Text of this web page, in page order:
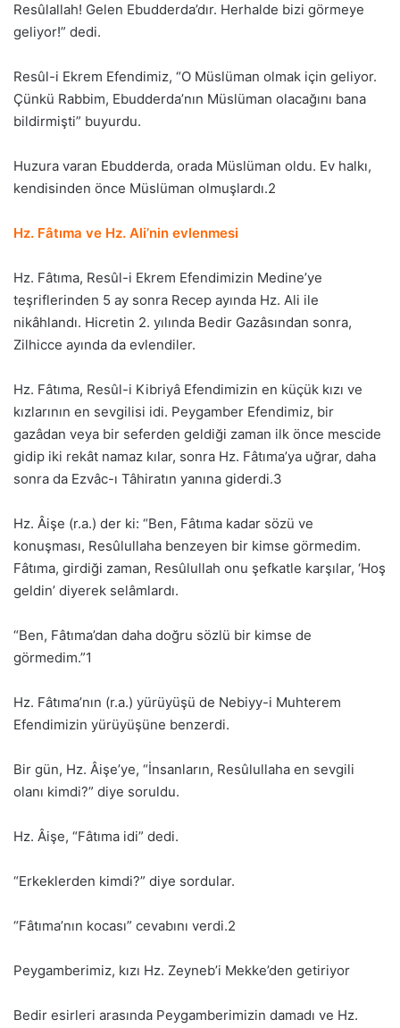
Resûlallah! Gelen Ebudderda’dır. Herhalde bizi görmeye
geliyor!” dedi.
Resûl-i Ekrem Efendimiz, “O Müslüman olmak için geliyor.
Çünkü Rabbim, Ebudderda’nın Müslüman olacağını bana
bildirmişti” buyurdu.
Huzura varan Ebudderda, orada Müslüman oldu. Ev halkı,
kendisinden önce Müslüman olmuşlardı.2
Hz. Fâtıma ve Hz. Ali’nin evlenmesi
Hz. Fâtıma, Resûl-i Ekrem Efendimizin Medine’ye
teşriflerinden 5 ay sonra Recep ayında Hz. Ali ile
nikâhlandı. Hicretin 2. yılında Bedir Gazâsından sonra,
Zilhicce ayında da evlendiler.
Hz. Fâtıma, Resûl-i Kibriyâ Efendimizin en küçük kızı ve
kızlarının en sevgilisi idi. Peygamber Efendimiz, bir
gazâdan veya bir seferden geldiği zaman ilk önce mescide
gidip iki rekât namaz kılar, sonra Hz. Fâtıma’ya uğrar, daha
sonra da Ezvâc-ı Tâhiratın yanına giderdi.3
Hz. Âişe (r.a.) der ki: “Ben, Fâtıma kadar sözü ve
konuşması, Resûlullaha benzeyen bir kimse görmedim.
Fâtıma, girdiği zaman, Resûlullah onu şefkatle karşılar, ‘Hoş
geldin’ diyerek selâmlardı.
“Ben, Fâtıma’dan daha doğru sözlü bir kimse de
görmedim.”1
Hz. Fâtıma’nın (r.a.) yürüyüşü de Nebiyy-i Muhterem
Efendimizin yürüyüşüne benzerdi.
Bir gün, Hz. Âişe’ye, “İnsanların, Resûlullaha en sevgili
olanı kimdi?” diye soruldu.
Hz. Âişe, “Fâtıma idi” dedi.
“Erkeklerden kimdi?” diye sordular.
“Fâtıma’nın kocası” cevabını verdi.2
Peygamberimiz, kızı Hz. Zeyneb’i Mekke’den getiriyor
Bedir esirleri arasında Peygamberimizin damadı ve Hz.